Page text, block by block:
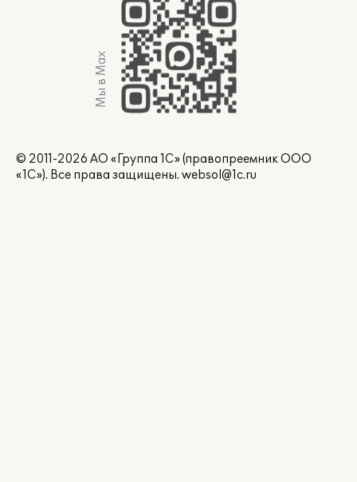
Мы в Max
© 2011-2026 АО «Группа 1С» (правопреемник ООО
«1С»). Все права защищены. websol@1c.ru